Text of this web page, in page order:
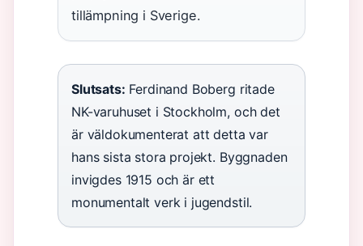
tillämpning i Sverige.
Slutsats: Ferdinand Boberg ritade
NK-varuhuset i Stockholm, och det
är väldokumenterat att detta var
hans sista stora projekt. Byggnaden
invigdes 1915 och är ett
monumentalt verk i jugendstil.